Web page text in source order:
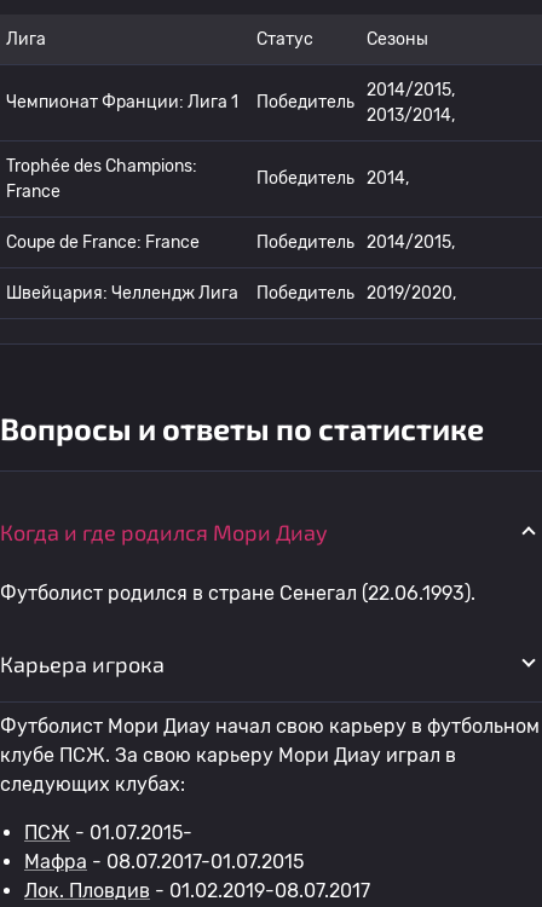
Лига Статус Сезоны
Чемпионат Франции: Лига 1 Победитель
2014/2015,
2013/2014,
Trophée des Champions:
France
Победитель 2014,
Coupe de France: France Победитель 2014/2015,
Швейцария: Челлендж Лига Победитель 2019/2020,
Вопросы и ответы по статистике
Когда и где родился Мори Диау
Футболист родился в стране Сенегал (22.06.1993).
Карьера игрока
Футболист Мори Диау начал свою карьеру в футбольном
клубе ПСЖ. За свою карьеру Мори Диау играл в
следующих клубах:
ПСЖ - 01.07.2015-
Мафра - 08.07.2017-01.07.2015
Лок. Пловдив - 01.02.2019-08.07.2017